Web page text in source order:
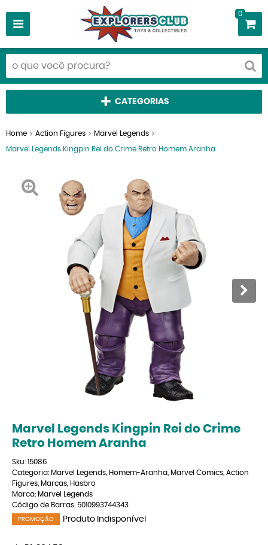
0
CATEGORIAS
Home Action Figures Marvel Legends
Marvel Legends Kingpin Rei do Crime Retro Homem Aranha
Marvel Legends Kingpin Rei do Crime
Retro Homem Aranha
Sku: 15086
Categoria: Marvel Legends Homem-Aranha Marvel Comics Action
Figures Marcas Hasbro
Marca: Marvel Legends
Código de Barras: 5010993744343
PROMOÇÃO Produto Indisponível